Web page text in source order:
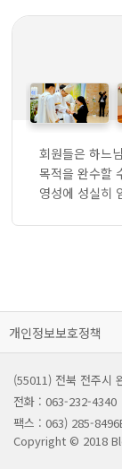
회원들은 하느
목적을 완수할
영성에 성실히
개인정보보호정책
(55011) 전북 전주시
전화 : 063-232-4340
팩스 : 063) 285-8496
Copyright © 2018